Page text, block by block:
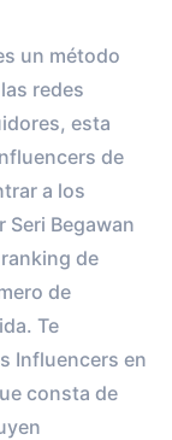
un método
redes
esta
de
a los
Seri Begawan
de
de
Te
Influencers en
consta de